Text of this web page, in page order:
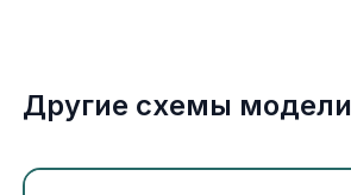
Электрика
Другое
Другие схемы модели